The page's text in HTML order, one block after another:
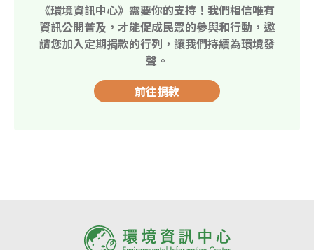
《環境資訊中心》需要你的支持！我們相信唯有
資訊公開普及，才能促成民眾的參與和行動，邀
請您加入定期捐款的行列，讓我們持續為環境發
聲。
前往捐款